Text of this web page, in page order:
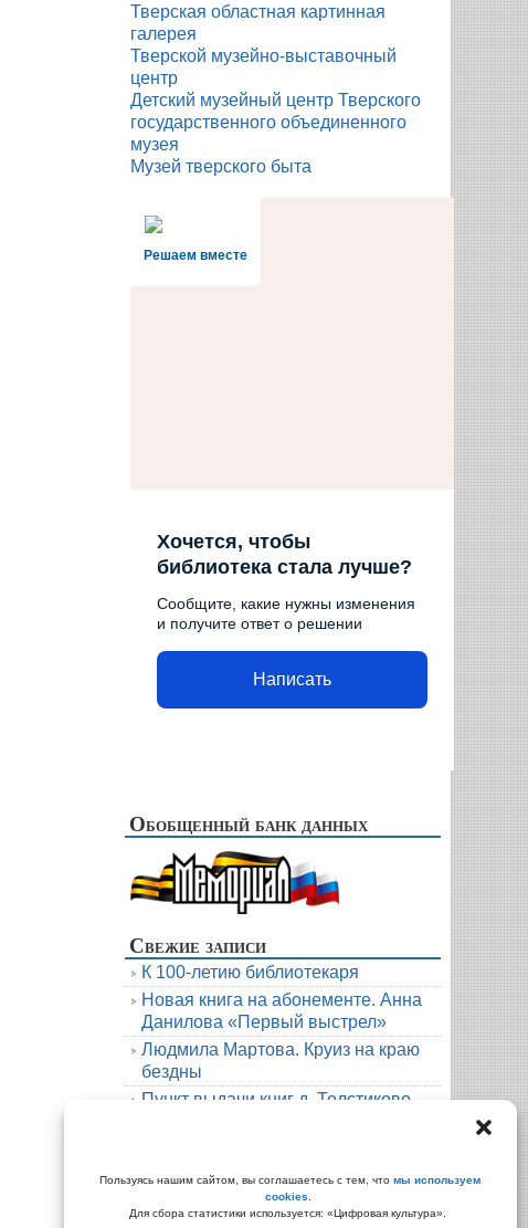
Пользуясь нашим сайтом, вы соглашаетесь с тем, что мы используем
cookies
Для сбора статистики используется: «Цифровая культура».
Тверская областная картинная
галерея
Тверской музейно-выставочный
центр
Детский музейный центр Тверского
государственного объединенного
музея
Музей тверского быта
Решаем вместе
Хочется, чтобы
библиотека стала лучше?
Сообщите, какие нужны изменения
и получите ответ о решении
Написать
Обобщенный банк данных
Свежие записи
К 100-летию библиотекаря
Новая книга на абонементе. Анна
Данилова «Первый выстрел»
Людмила Мартова. Круиз на краю
бездны
Пункт выдачи книг д. Толстиково.
Архивы
Архивы